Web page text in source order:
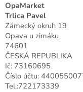
OpaMarket
Trlica Pavel
Zámecký okruh 19
Opava u zimáku
74601
ČESKÁ REPUBLIKA
Ič: 73160695
Číslo účtu:
Tel.:722173339